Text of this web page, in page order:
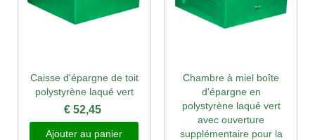
Caisse d'épargne de toit
polystyrène laqué vert
€ 52,45
Ajouter au panier
Chambre à miel boîte
d'épargne en
polystyrène laqué vert
avec ouverture
supplémentaire pour la